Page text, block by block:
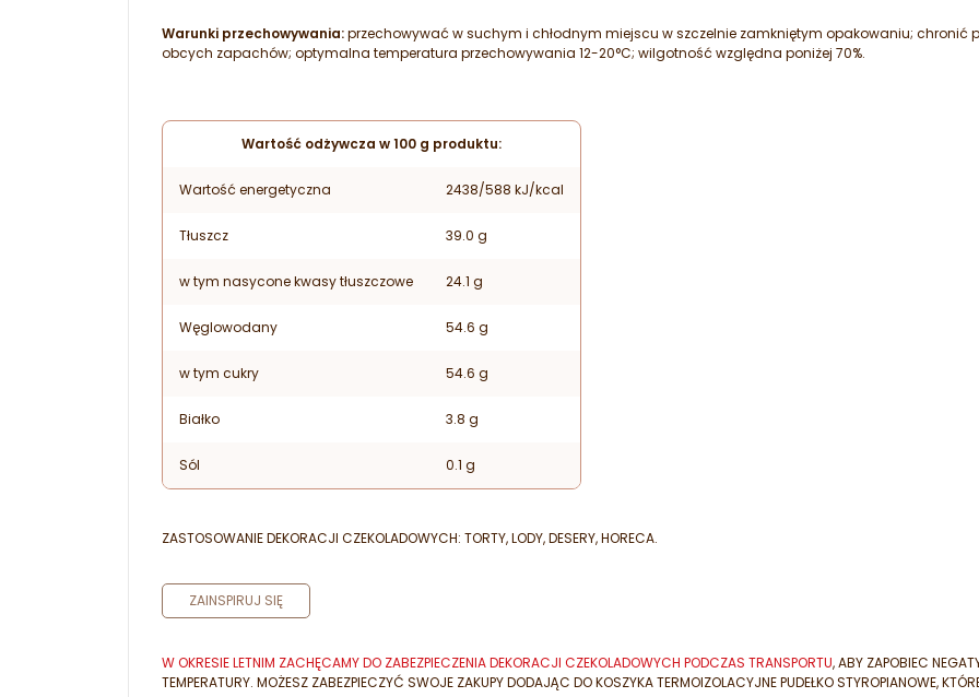
Warunki przechowywania:przechowywać w suchym i chłodnym miejscu w szczelnie zamkniętym opakowaniu; chronić
obcych zapachów; optymalna temperatura przechowywania 12-20°C; wilgotność względna poniżej 70%.
Wartość odżywcza w 100 g produktu:
Wartość energetyczna 2438/588 kJ/kcal
Tłuszcz 39.0 g
w tym nasycone kwasy tłuszczowe 24.1 g
Węglowodany 54.6 g
w tym cukry 54.6 g
Białko 3.8 g
Sól 0.1 g
ZASTOSOWANIE DEKORACJI CZEKOLADOWYCH: TORTY, LODY, DESERY, HORECA.
ZAINSPIRUJ SIĘ
W OKRESIE LETNIM ZACHĘCAMY DO ZABEZPIECZENIA DEKORACJI CZEKOLADOWYCH PODCZAS TRANSPORTU, ABY ZAPOBIEC
TEMPERATURY. MOŻESZ ZABEZPIECZYĆ SWOJE ZAKUPY DODAJĄC DO KOSZYKA TERMOIZOLACYJNE PUDEŁKO STYROPIANOWE,